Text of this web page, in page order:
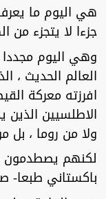
هي اليوم ما
جزءا لا يتجزء من
وهي اليوم
العالم الحديث ،
افرزته معركة
الاطلسيين
ولا من روما ، بل
لكنهم يصطدمون
باكستاني